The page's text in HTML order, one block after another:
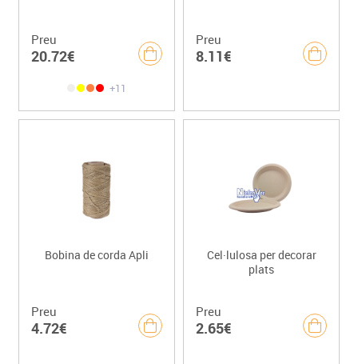
Preu
20.72€
+11
Preu
8.11€
Bobina de corda Apli
Preu
4.72€
Cel·lulosa per decorar
plats
Preu
2.65€